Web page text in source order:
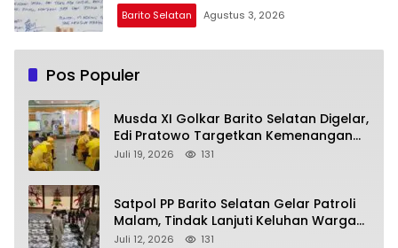
Barito Selatan Agustus 3, 2026
Pos Populer
Musda XI Golkar Barito Selatan Digelar,
Edi Pratowo Targetkan Kemenangan
Partai pada Pemilu Mendatang
Juli 19, 2026 131
Satpol PP Barito Selatan Gelar Patroli
Malam, Tindak Lanjuti Keluhan Warga
soal Balap Liar dan Remaja Nongkrong
Juli 12, 2026 131